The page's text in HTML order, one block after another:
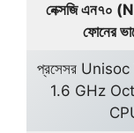
নেক্সজি এন৭০
ফোনের
প্রসেসর
1.6 GHz